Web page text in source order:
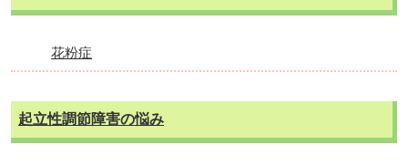
花粉症
起立性調節障害の悩み